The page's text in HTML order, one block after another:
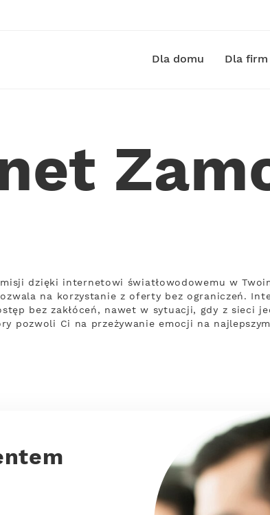
Dla domu Dla firm
dzięki internetowi światłowodowemu w
na korzystanie z oferty bez ograniczeń.
bez zakłóceń, nawet w sytuacji, gdy z sieci
pozwoli Ci na przeżywanie emocji na